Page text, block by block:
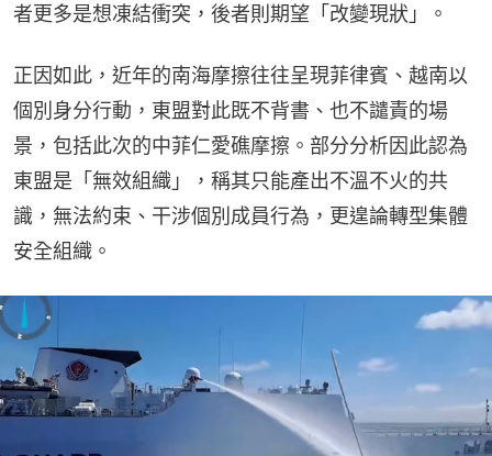
者更多是想凍結衝突，後者則期望「改變現狀」。
正因如此，近年的南海摩擦往往呈現菲律賓、越南以
個別身分行動，東盟對此既不背書、也不譴責的場
景，包括此次的中菲仁愛礁摩擦。部分分析因此認為
東盟是「無效組織」，稱其只能產出不溫不火的共
識，無法約束、干涉個別成員行為，更遑論轉型集體
安全組織。